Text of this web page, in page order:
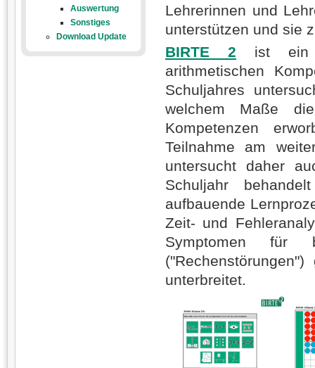
Auswertung
Sonstiges
Download Update
Lehrerinnen und
unterstützen und sie
BIRTE 2 ist ein
arithmetischen
Schuljahres
welchem Maße
Kompetenzen
Teilnahme am
untersucht daher
Schuljahr
aufbauende
Zeit- und
Symptomen für
unterbreitet.